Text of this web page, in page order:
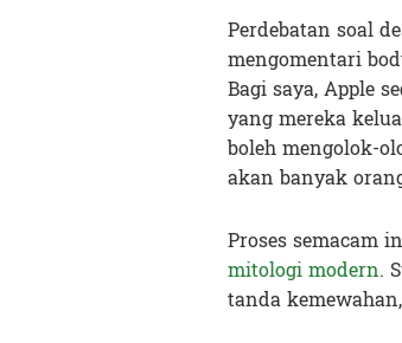
Perdebatan soal
mengomentari
Bagi saya, Apple
yang mereka
boleh mengolok-
akan banyak
Proses semacam
mitologi modern.
tanda